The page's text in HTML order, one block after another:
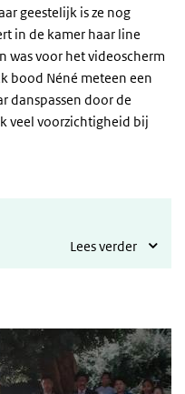
geestelijk is ze nog
in de kamer haar line
was voor het videoscherm
bood Néné meteen een
danspassen door de
veel voorzichtigheid bij
Lees verder